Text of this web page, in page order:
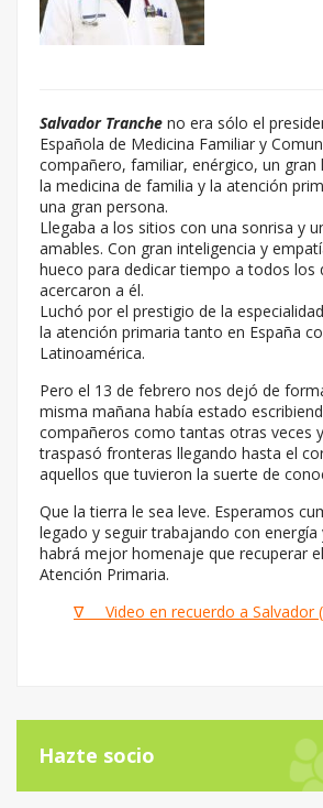
Salvador Tranche no era sólo el
Española de Medicina Familiar y
compañero, familiar, enérgico, un gran
la medicina de familia y la atención
una gran persona.
Llegaba a los sitios con una sonrisa y
amables. Con gran inteligencia y
hueco para dedicar tiempo a todos los
acercaron a él.
Luchó por el prestigio de la
la atención primaria tanto en España
Latinoamérica.
Pero el 13 de febrero nos dejó de
misma mañana había estado
compañeros como tantas otras veces
traspasó fronteras llegando hasta el
aquellos que tuvieron la suerte de
Que la tierra le sea leve. Esperamos
legado y seguir trabajando con energía
habrá mejor homenaje que recuperar
Atención Primaria.
∇ Video en recuerdo a
Hazte socio